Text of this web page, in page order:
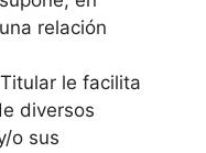
relación
le facilita
diversos
o sus